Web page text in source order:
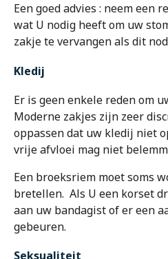
Een goed advies : neem een
wat U nodig heeft om uw
zakje te vervangen als dit
Kledij
Er is geen enkele reden om
Moderne zakjes zijn zeer
oppassen dat uw kledij niet
vrije afvloei mag niet
Een broeksriem moet soms
bretellen. Als U een korset
aan uw bandagist of er een
gebeuren.
Seksualiteit